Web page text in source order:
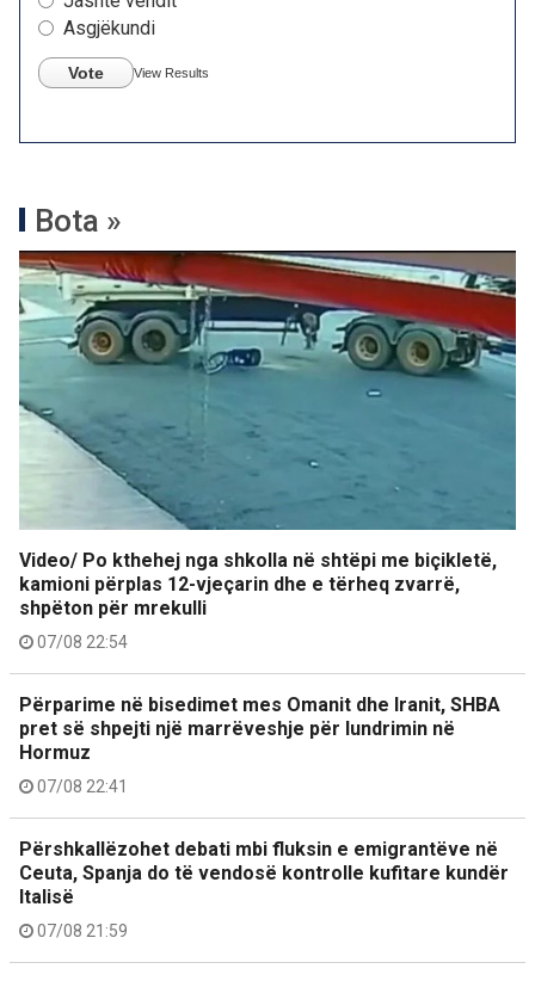
Asgjëkundi
Vote View Results
Bota »
Video/ Po kthehej nga shkolla në shtëpi me biçikletë,
kamioni përplas 12-vjeçarin dhe e tërheq zvarrë,
shpëton për mrekulli
07/08 22:54
Përparime në bisedimet mes Omanit dhe Iranit, SHBA
pret së shpejti një marrëveshje për lundrimin në
Hormuz
07/08 22:41
Përshkallëzohet debati mbi fluksin e emigrantëve në
Ceuta, Spanja do të vendosë kontrolle kufitare kundër
Italisë
07/08 21:59